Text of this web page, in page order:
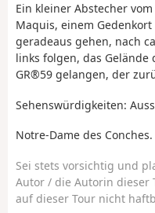
Ein kleiner Abstecher
Maquis, einem Gedenkort
geradeaus gehen, nach
links folgen, das
GR®59 gelangen, der
Sehenswürdigkeiten:
Notre-Dame des Conches.
Sei stets vorsichtig und
Autor / die Autorin dieser
auf dieser Tour nicht